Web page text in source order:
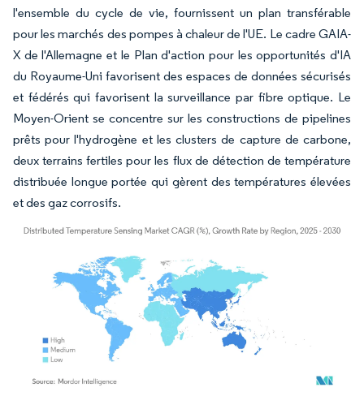
l'ensemble du cycle de vie, fournissent un plan transférable
pour les marchés des pompes à chaleur de l'UE. Le cadre GAIA-
X de l'Allemagne et le Plan d'action pour les opportunités d'IA
du Royaume-Uni favorisent des espaces de données sécurisés
et fédérés qui favorisent la surveillance par fibre optique. Le
Moyen-Orient se concentre sur les constructions de pipelines
prêts pour l'hydrogène et les clusters de capture de carbone,
deux terrains fertiles pour les flux de détection de température
distribuée longue portée qui gèrent des températures élevées
et des gaz corrosifs.